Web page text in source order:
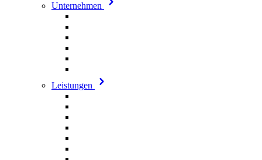
Unternehmen
Leistungen